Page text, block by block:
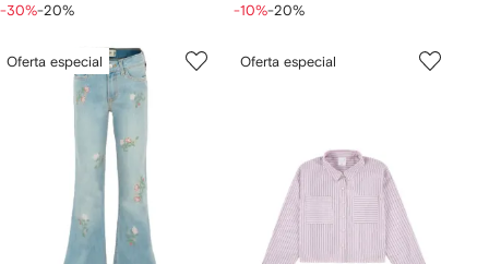
-30%-20% -10%-20%
Oferta especial Oferta especial